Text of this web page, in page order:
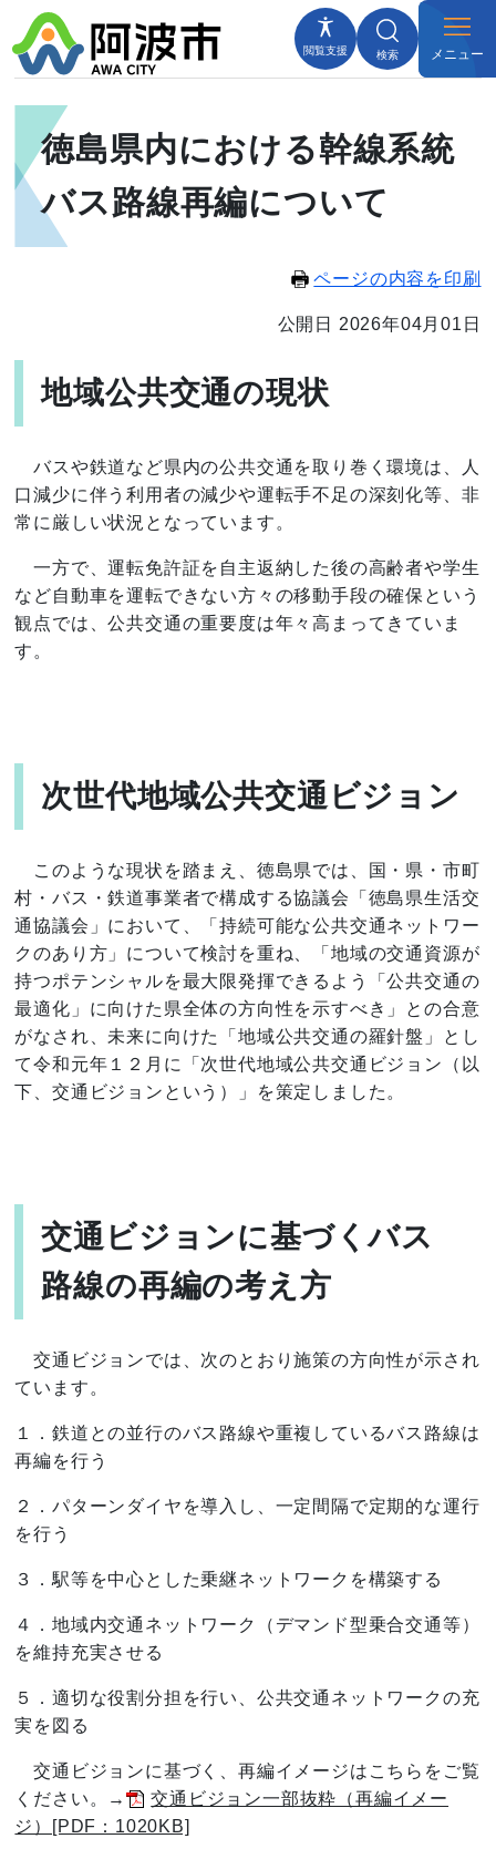
閲覧支援 検索 メニュー
徳島県内における幹線系統
バス路線再編について
ページの内容を印刷
公開日 2026年04月01日
地域公共交通の現状
バスや鉄道など県内の公共交通を取り巻く環境は、人
口減少に伴う利用者の減少や運転手不足の深刻化等、非
常に厳しい状況となっています。
一方で、運転免許証を自主返納した後の高齢者や学生
など自動車を運転できない方々の移動手段の確保という
観点では、公共交通の重要度は年々高まってきていま
す。
次世代地域公共交通ビジョン
このような現状を踏まえ、徳島県では、国・県・市町
村・バス・鉄道事業者で構成する協議会「徳島県生活交
通協議会」において、「持続可能な公共交通ネットワー
クのあり方」について検討を重ね、「地域の交通資源が
持つポテンシャルを最大限発揮できるよう「公共交通の
最適化」に向けた県全体の方向性を示すべき」との合意
がなされ、未来に向けた「地域公共交通の羅針盤」とし
て令和元年１２月に「次世代地域公共交通ビジョン（以
下、交通ビジョンという）」を策定しました。
交通ビジョンに基づくバス
路線の再編の考え方
交通ビジョンでは、次のとおり施策の方向性が示され
ています。
１．鉄道との並行のバス路線や重複しているバス路線は
再編を行う
２．パターンダイヤを導入し、一定間隔で定期的な運行
を行う
３．駅等を中心とした乗継ネットワークを構築する
４．地域内交通ネットワーク（デマンド型乗合交通等）
を維持充実させる
５．適切な役割分担を行い、公共交通ネットワークの充
実を図る
交通ビジョンに基づく、再編イメージはこちらをご覧
ください。→
交通ビジョン一部抜粋（再編イメー
ジ）[PDF：1020KB]